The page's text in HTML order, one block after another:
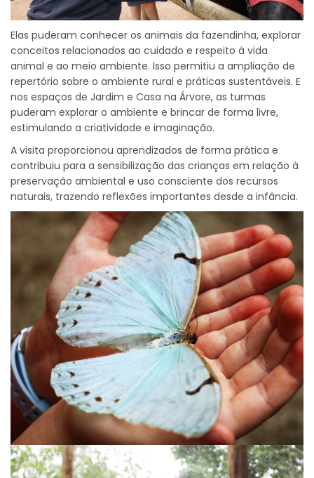
Elas puderam conhecer os animais da fazendinha, explorar
conceitos relacionados ao cuidado e respeito à vida
animal e ao meio ambiente. Isso permitiu a ampliação de
repertório sobre o ambiente rural e práticas sustentáveis. E
nos espaços de Jardim e Casa na Árvore, as turmas
puderam explorar o ambiente e brincar de forma livre,
estimulando a criatividade e imaginação.
A visita proporcionou aprendizados de forma prática e
contribuiu para a sensibilização das crianças em relação à
preservação ambiental e uso consciente dos recursos
naturais, trazendo reflexões importantes desde a infância.